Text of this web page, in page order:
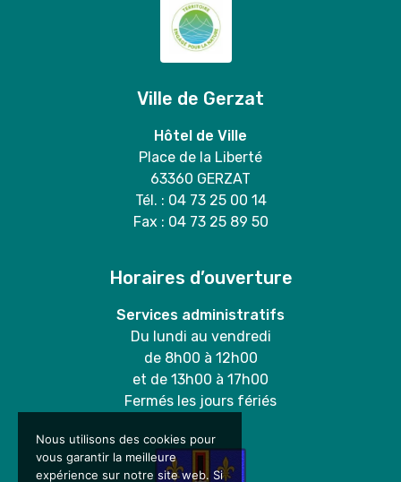
Ville de Gerzat
Hôtel de Ville
Place de la Liberté
63360 GERZAT
Tél. : 04 73 25 00 14
Fax : 04 73 25 89 50
Horaires d’ouverture
Services administratifs
Du lundi au vendredi
de 8h00 à 12h00
et de 13h00 à 17h00
Fermés les jours fériés
Nous utilisons des cookies pour
vous garantir la meilleure
expérience sur notre site web. Si